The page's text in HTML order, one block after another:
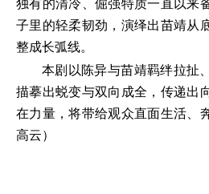
独有的清冷、倔强特质一直以来
子里的轻柔韧劲，演绎出苗靖从
整成长弧线。
本剧以陈异与苗靖羁绊拉扯
描摹出蜕变与双向成全，传递出
在力量，将带给观众直面生活、
高云）